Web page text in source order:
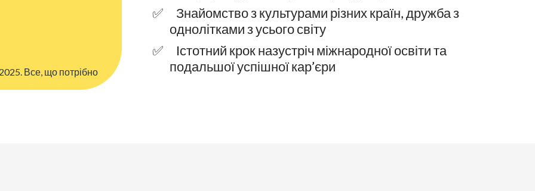
Знайомство з культурами різних країн, дружба з
однолітками з усього світу
Істотний крок назустріч міжнародної освіти та
подальшої успішної кар’єри